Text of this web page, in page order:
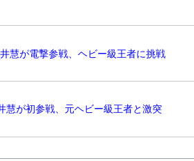
井慧が電撃参戦、ヘビー級王者に挑戦
慧が初参戦、元ヘビー級王者と激突